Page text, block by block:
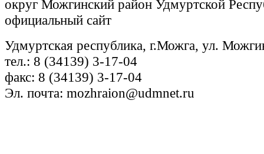
округ Можгинский район Удмуртской
официальный сайт
Удмуртская республика, г.Можга, ул.
тел.: 8 (34139) 3-17-04
факс: 8 (34139) 3-17-04
Эл. почта: mozhraion@udmnet.ru